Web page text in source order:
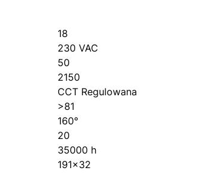
18
230 VAC
50
2150
CCT Regulowana
>81
160°
20
35000 h
191×32